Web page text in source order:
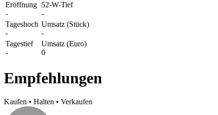
Eröffnung
-
52-W-Tief
-
Tageshoch
-
Umsatz (Stück)
-
Tagestief
-
Umsatz (Euro)
0
Empfehlungen
Kaufen • Halten • Verkaufen